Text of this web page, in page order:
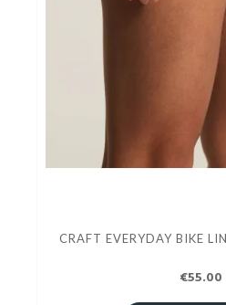
CRAFT EVERYDAY BIKE
€55.00